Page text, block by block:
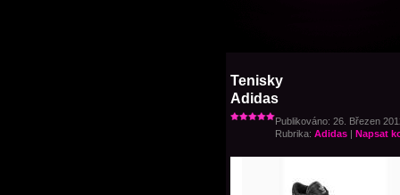
Tenisky
Adidas
Publikováno: 26. Březen
Rubrika: Adidas | Napsat